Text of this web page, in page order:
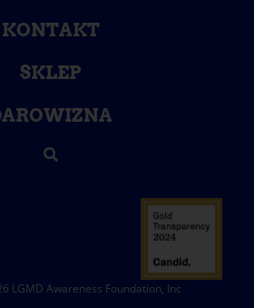
KONTAKT
SKLEP
LGMD Awareness Foundation, Inc